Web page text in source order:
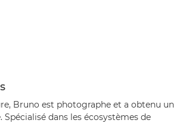
Bruno est photographe et a obtenu un
dans les écosystèmes de